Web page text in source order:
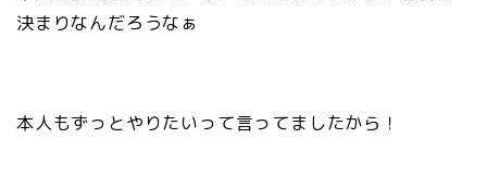
決まりなんだろうなぁ
本人もずっとやりたいって言ってましたから！